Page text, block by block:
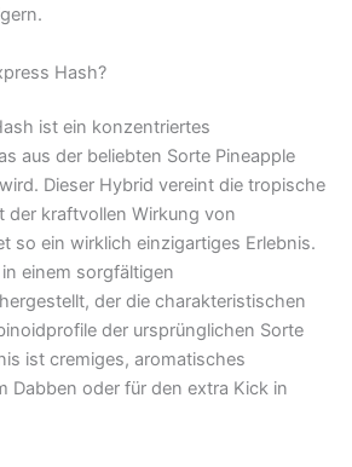
Hash?
ist ein konzentriertes
aus der beliebten Sorte Pineapple
Dieser Hybrid vereint die tropische
der kraftvollen Wirkung von
so ein wirklich einzigartiges Erlebnis.
einem sorgfältigen
der die charakteristischen
der ursprünglichen Sorte
ist cremiges, aromatisches
Dabben oder für den extra Kick in